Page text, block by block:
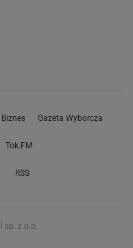
Biznes Gazeta Wyborcza
Tok.FM
RSS
sp. z o.o.